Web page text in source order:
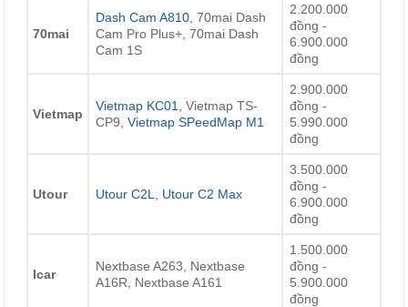
70mai
Dash Cam A810 , 70mai Dash
Cam Pro Plus+, 70mai Dash
Cam 1S
2.200.000
đồng -
6.900.000
đồng
Vietmap
Vietmap KC01
, Vietmap TS-
CP9,Vietmap SPeedMap M1
2.900.000
đồng -
5.990.000
đồng
Utour Utour C2L Utour C2 Max
3.500.000
đồng -
6.900.000
đồng
Icar
Nextbase A263, Nextbase
A16R, Nextbase A161
1.500.000
đồng -
5.900.000
đồng